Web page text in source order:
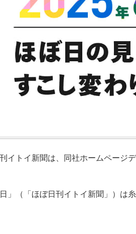
イトイ新聞は、同社ホームページ
」（「ほぼ日刊イトイ新聞」）は